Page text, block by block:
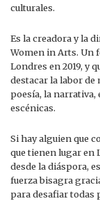
culturales.
Es la creadora y la
Women in Arts. Un
Londres en 2019, y
destacar la labor de
poesía, la narrativa,
escénicas.
Si hay alguien que
que tienen lugar en
desde la diáspora,
fuerza bisagra
para desafiar todas